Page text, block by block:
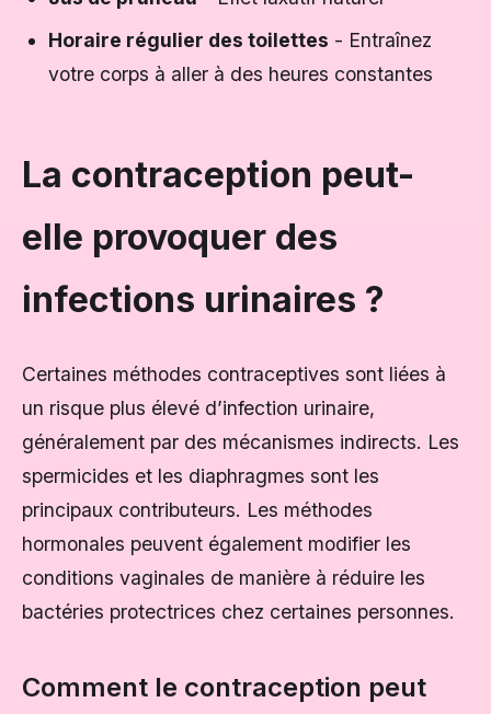
Horaire régulier des toilettes - Entraînez
votre corps à aller à des heures constantes
La contraception peut-
elle provoquer des
infections urinaires ?
Certaines méthodes contraceptives sont liées à
un risque plus élevé d’infection urinaire,
généralement par des mécanismes indirects. Les
spermicides et les diaphragmes sont les
principaux contributeurs. Les méthodes
hormonales peuvent également modifier les
conditions vaginales de manière à réduire les
bactéries protectrices chez certaines personnes.
Comment le contraception peut